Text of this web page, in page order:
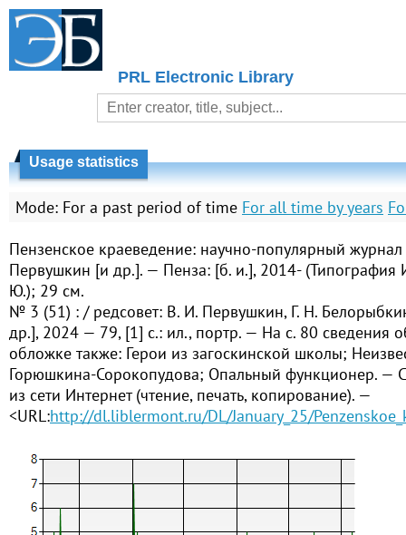
PRL Electronic Library
Usage statistics
Mode: For a past period of time For all time by years
Пензенское краеведение: научно-популярный журнал
Первушкин [и др.]. — Пенза: [б. и.], 2014- (Типография
Ю.); 29 см.
№ 3 (51) : / редсовет: В. И. Первушкин, Г. Н.
др.], 2024 — 79, [1] с.: ил., портр. — На с. 80 сведения
обложке также: Герои из загоскинской школы;
Горюшкина-Сорокопудова; Опальный функционер. —
из сети Интернет (чтение, печать, копирование). —
<URL:http://dl.liblermont.ru/DL/January_25/